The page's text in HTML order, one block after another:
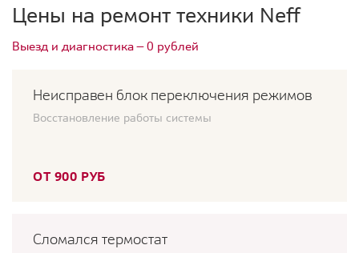
Цены на ремонт техники Neff
Выезд и диагностика — 0 рублей
Неисправен блок переключения режимов
Восстановление работы системы
ОТ 900 РУБ
Сломался термостат